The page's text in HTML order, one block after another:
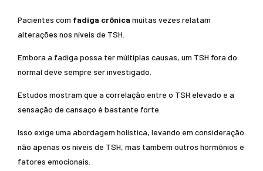
Pacientes com fadiga crônica muitas vezes relatam
alterações nos níveis de TSH.
Embora a fadiga possa ter múltiplas causas, um TSH fora do
normal deve sempre ser investigado.
Estudos mostram que a correlação entre o TSH elevado e a
sensação de cansaço é bastante forte.
Isso exige uma abordagem holística, levando em consideração
não apenas os níveis de TSH, mas também outros hormônios e
fatores emocionais.